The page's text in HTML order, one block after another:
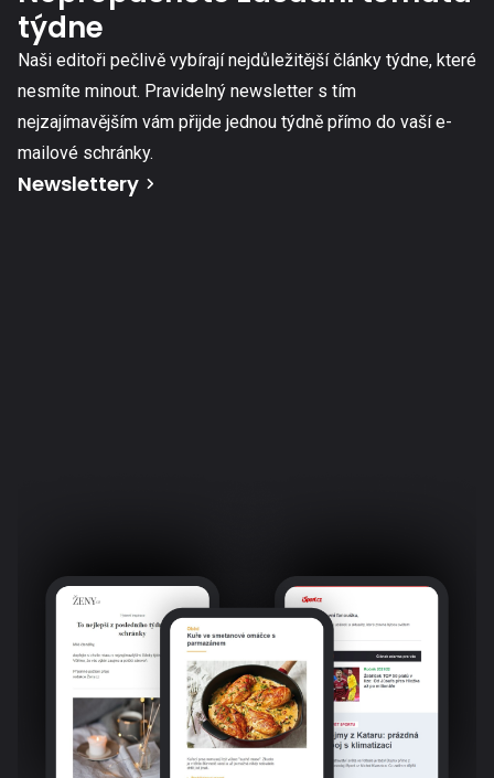
týdne
Naši editoři pečlivě vybírají nejdůležitější články týdne, které
nesmíte minout. Pravidelný newsletter s tím
nejzajímavějším vám přijde jednou týdně přímo do vaší e-
mailové schránky.
Newslettery